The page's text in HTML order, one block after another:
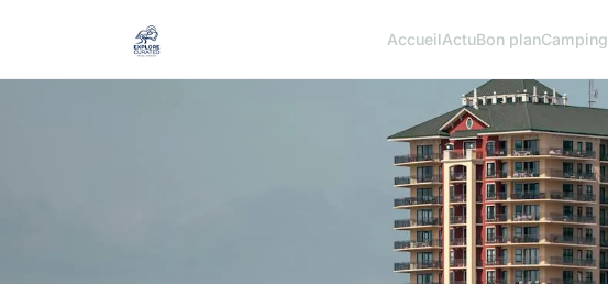
AccueilActuBon planCamping